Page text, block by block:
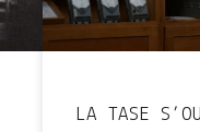
LA TASE